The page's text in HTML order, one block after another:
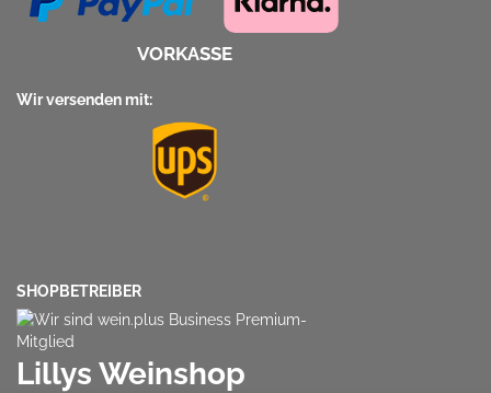
VORKASSE
Wir versenden mit:
SHOPBETREIBER
Lillys Weinshop